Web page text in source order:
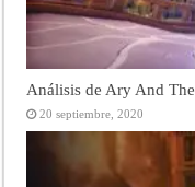
Análisis de Ary And
20 septiembre, 2020